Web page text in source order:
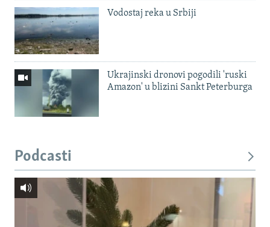
Vodostaj reka u Srbiji
Ukrajinski dronovi pogodili 'ruski
Amazon' u blizini Sankt Peterburga
Podcasti